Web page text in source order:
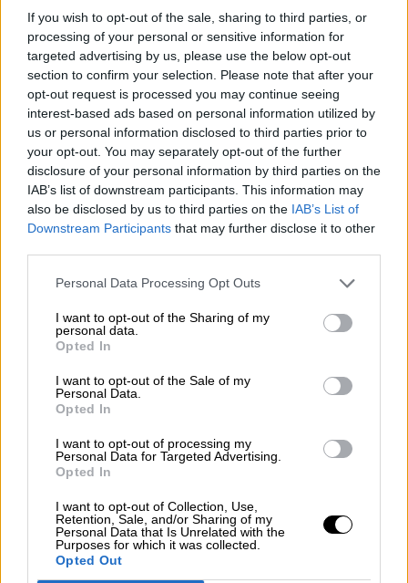
If you wish to opt-out of the sale, sharing to third parties, or
processing of your personal or sensitive information for
targeted advertising by us, please use the below opt-out
section to confirm your selection. Please note that after your
opt-out request is processed you may continue seeing
interest-based ads based on personal information utilized by
us or personal information disclosed to third parties prior to
your opt-out. You may separately opt-out of the further
disclosure of your personal information by third parties on the
IAB’s list of downstream participants. This information may
also be disclosed by us to third parties on the IAB’s List of
Downstream Participants that may further disclose it to other
Personal Data Processing Opt Outs
I want to opt-out of the Sharing of my
personal data.
Opted In
I want to opt-out of the Sale of my
Personal Data.
Opted In
I want to opt-out of processing my
Personal Data for Targeted Advertising.
Opted In
I want to opt-out of Collection, Use,
Retention, Sale, and/or Sharing of my
Personal Data that Is Unrelated with the
Purposes for which it was collected.
Opted Out
Estados Unidos y Europa y reclama coherencia
(6). Los países de la ONU están obligados a
respetar la culminación de un proceso de
descolonización. Cuando Marruecos decidió
convertir
la cesión administrativa de España
en ocupaciónprimero y anexión después,
vulneró esa disposición. Su declaración de
soberanía, para ser legal, debe contar con la
sanción internacional. Al endosar, primero de
hecho y ahora formalmente, la actuación
marroquí, la administración Trump se evade de
sus obligaciones con la comunidad
internacional. Pero esas sutilezas escapan al
presidente saliente, que sólo piensa en lo que él
cree que puede conferirle estatura de estadista,
cuyo triunfo electoral sigue sin admitir. En fin,
este trato triangular está hecho a la medida de
su fraudulento promotor.
NOTAS
(1) “Le ‘deal’ de Donald Trump entre Maroc et Israël”.
LOUIS IMBERT. LE MONDE, 11 de diciembre.
THE WASHINGTON INSTITUTE ON NEAR EAST, 17 de
noviembre; “Morocco launches military operation in
Western Sahara buffer zone”. ABDI LATIF DAHIR. THE
(3) “A new push to resolve the conflict over Western
Sahara”. THE ECONOMIST, 1 de diciembre.
(4) “Morocco joints list of Arab nations to begin
normalizing relations with Israel”. THE NEW YORK
TIMES, 10 de diciembre.